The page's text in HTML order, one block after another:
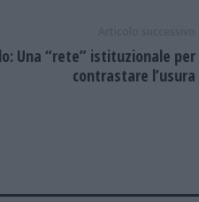
Una “rete” istituzionale per
contrastare l’usura